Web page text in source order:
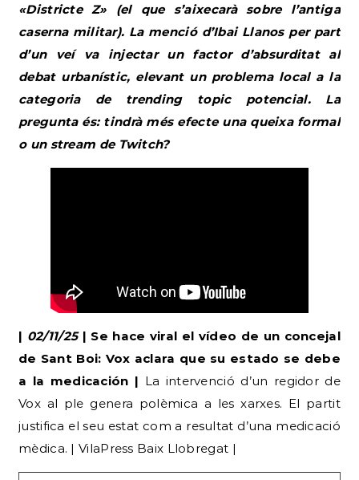
«Districte Z» (el que s’aixecarà sobre l’antiga
caserna militar). La menció d’Ibai Llanos per part
d’un veí va injectar un factor d’absurditat al
debat urbanístic, elevant un problema local a la
categoria de trending topic potencial. La
pregunta és: tindrà més efecte una queixa formal
o un stream de Twitch?
| 02/11/25| Se hace viral el vídeo de un concejal
de Sant Boi: Vox aclara que su estado se debe
a la medicación | La intervenció d’un regidor de
Vox al ple genera polèmica a les xarxes. El partit
justifica el seu estat com a resultat d’una medicació
mèdica. | VilaPress Baix Llobregat |